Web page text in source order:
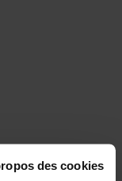
des cookies